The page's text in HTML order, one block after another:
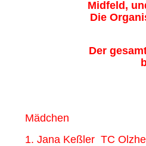
Midfeld,
Die
Der
Mädchen
1. Jana Keßler TC